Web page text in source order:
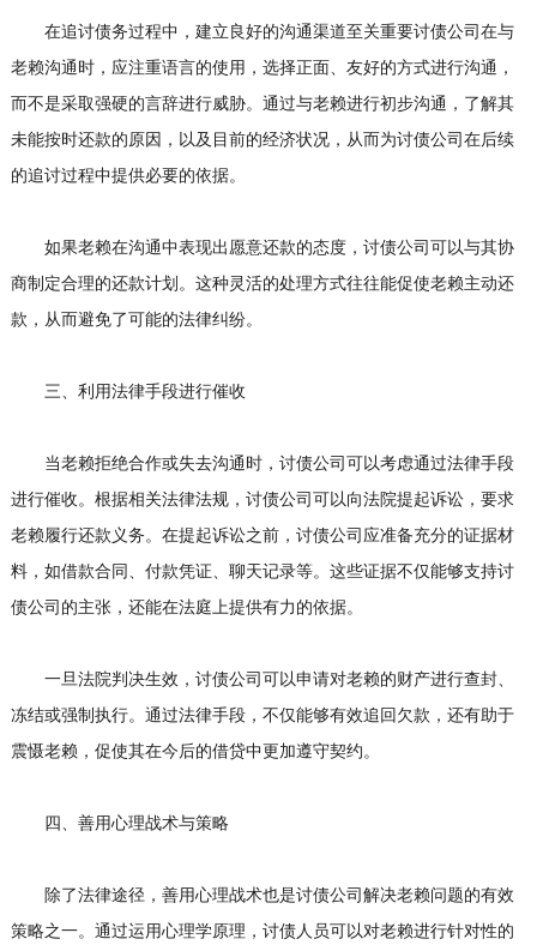
在追讨债务过程中，建立良好的沟通渠道至关重要讨债公司在与
老赖沟通时，应注重语言的使用，选择正面、友好的方式进行沟通，
而不是采取强硬的言辞进行威胁。通过与老赖进行初步沟通，了解其
未能按时还款的原因，以及目前的经济状况，从而为讨债公司在后续
的追讨过程中提供必要的依据。
如果老赖在沟通中表现出愿意还款的态度，讨债公司可以与其协
商制定合理的还款计划。这种灵活的处理方式往往能促使老赖主动还
款，从而避免了可能的法律纠纷。
三、利用法律手段进行催收
当老赖拒绝合作或失去沟通时，讨债公司可以考虑通过法律手段
进行催收。根据相关法律法规，讨债公司可以向法院提起诉讼，要求
老赖履行还款义务。在提起诉讼之前，讨债公司应准备充分的证据材
料，如借款合同、付款凭证、聊天记录等。这些证据不仅能够支持讨
债公司的主张，还能在法庭上提供有力的依据。
一旦法院判决生效，讨债公司可以申请对老赖的财产进行查封、
冻结或强制执行。通过法律手段，不仅能够有效追回欠款，还有助于
震慑老赖，促使其在今后的借贷中更加遵守契约。
四、善用心理战术与策略
除了法律途径，善用心理战术也是讨债公司解决老赖问题的有效
策略之一。通过运用心理学原理，讨债人员可以对老赖进行针对性的